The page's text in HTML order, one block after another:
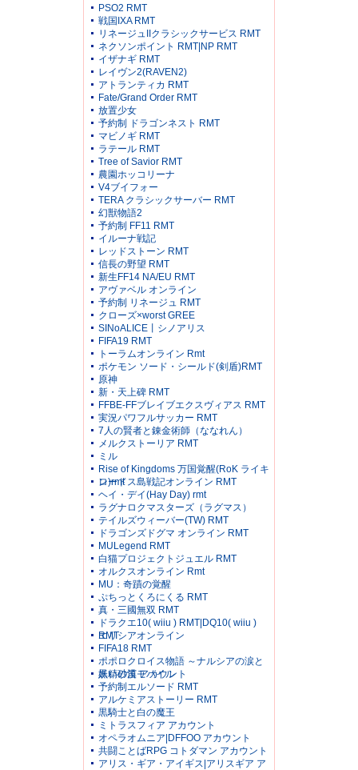
PSO2 RMT
戦国IXA RMT
リネージュIIクラシックサービス RMT
ネクソンポイント RMT|NP RMT
イザナギ RMT
レイヴン2(RAVEN2)
アトランティカ RMT
Fate/Grand Order RMT
放置少女
予約制 ドラゴンネスト RMT
マビノギ RMT
ラテール RMT
Tree of Savior RMT
農園ホッコリーナ
V4ブイフォー
TERA クラシックサーバー RMT
幻獣物語2
予約制 FF11 RMT
イルーナ戦記
レッドストーン RMT
信長の野望 RMT
新生FF14 NA/EU RMT
アヴァベル オンライン
予約制 リネージュ RMT
クローズ×worst GREE
SINoALICE丨シノアリス
FIFA19 RMT
トーラムオンライン Rmt
ポケモン ソード・シールド(剣盾)RMT
原神
新・天上碑 RMT
FFBE-FFブレイブエクスヴィアス RMT
実況パワフルサッカー RMT
7人の賢者と錬金術師（ななれん）
メルクストーリア RMT
ミル
Rise of Kingdoms 万国覚醒(RoK ライキ
ン)rmt
ロードス島戦記オンライン RMT
ヘイ・デイ(Hay Day) rmt
ラグナロクマスターズ（ラグマス）
テイルズウィーバー(TW) RMT
ドラゴンズドグマ オンライン RMT
MULegend RMT
白猫プロジェクトジュエル RMT
オルクスオンライン Rmt
MU：奇蹟の覚醒
ぷちっとくろにくる RMT
真・三國無双 RMT
ドラクエ10( wiiu ) RMT|DQ10( wiiu )
RMT
エリシアオンライン
FIFA18 RMT
ポポロクロイス物語 ～ナルシアの涙と
妖精の笛 アカウント
黒い砂漠モバイル
予約制エルソード RMT
アルケミアストーリー RMT
黒騎士と白の魔王
ミトラスフィア アカウント
オペラオムニア|DFFOO アカウント
共闘ことばRPG コトダマン アカウント
アリス・ギア・アイギス|アリスギア ア